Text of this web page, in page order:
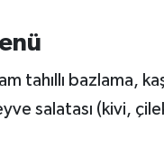
tahıllı bazlama,
salatası (kivi,